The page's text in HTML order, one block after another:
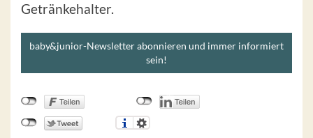
Getränkehalter.
baby&junior-Newsletter abonnieren und immer informiert
sein!